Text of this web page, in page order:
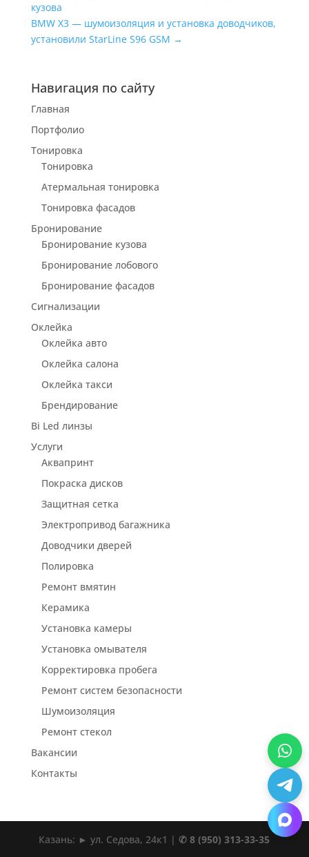
кузова
BMW X3 — шумоизоляция и установка доводчиков,
установили StarLine S96 GSM →
Навигация по сайту
Главная
Портфолио
Тонировка
Тонировка
Атермальная тонировка
Тонировка фасадов
Бронирование
Бронирование кузова
Бронирование лобового
Бронирование фасадов
Сигнализации
Оклейка
Оклейка авто
Оклейка салона
Оклейка такси
Брендирование
Bi Led линзы
Услуги
Аквапринт
Покраска дисков
Защитная сетка
Электропривод багажника
Доводчики дверей
Полировка
Ремонт вмятин
Керамика
Установка камеры
Установка омывателя
Корректировка пробега
Ремонт систем безопасности
Шумоизоляция
Ремонт стекол
Вакансии
Контакты
Казань: ► ул. Седова, 24к1 |✆ 8 (950) 313-33-35